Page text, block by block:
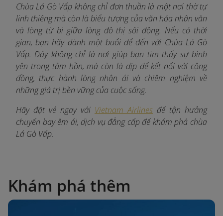
Chùa Lá Gò Vấp không chỉ đơn thuần là một nơi thờ tự
linh thiêng mà còn là biểu tượng của văn hóa nhân văn
và lòng từ bi giữa lòng đô thị sôi động. Nếu có thời
gian, bạn hãy dành một buổi để đến với Chùa Lá Gò
Vấp. Đây không chỉ là nơi giúp bạn tìm thấy sự bình
yên trong tâm hồn, mà còn là dịp để kết nối với cộng
đồng, thực hành lòng nhân ái và chiêm nghiệm về
những giá trị bền vững của cuộc sống.
Hãy đặt vé ngay với Vietnam Airlines để tận hưởng
chuyến bay êm ái, dịch vụ đẳng cấp để khám phá chùa
Lá Gò Vấp.
Khám phá thêm